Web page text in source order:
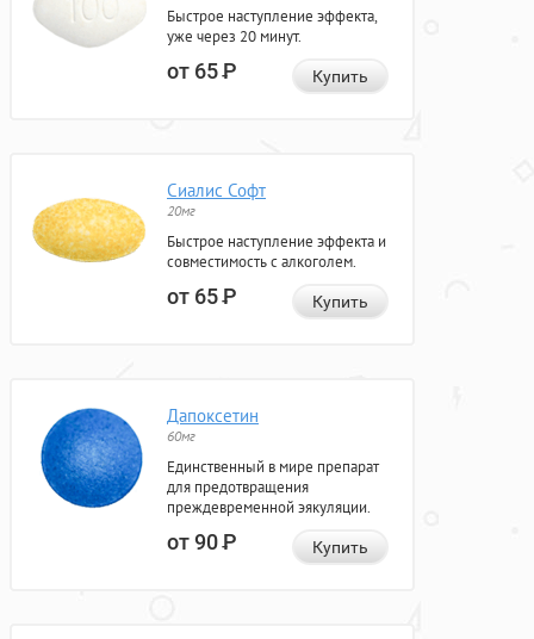
Быстрое наступление эффекта,
уже через 20 минут.
от 65Р Купить
Сиалис Софт
20мг
Быстрое наступление эффекта и
совместимость с алкоголем.
от 65Р Купить
Дапоксетин
60мг
Единственный в мире препарат
для предотвращения
преждевременной эякуляции.
от 90Р Купить